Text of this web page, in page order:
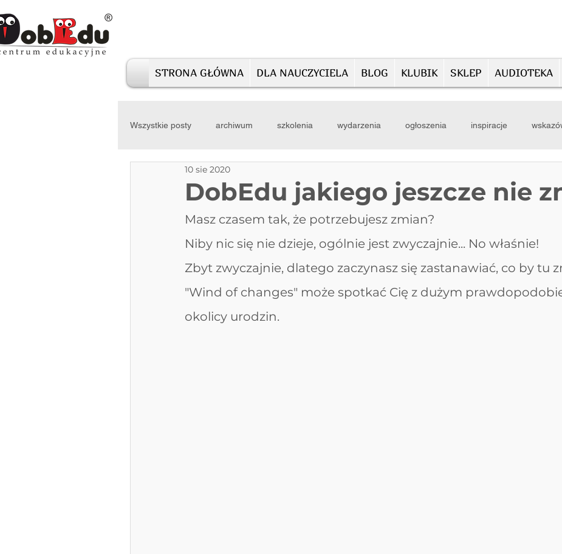
STRONA GŁÓWNA DLA NAUCZYCIELA BLOG KLUBIK SKLEP AUDIOTEKA
Wszystkie posty archiwum szkolenia wydarzenia ogłoszenia inspiracje
DobEdu jakiego jeszcze nie
10 sie 2020
Masz czasem tak, że potrzebujesz zmian?
Niby nic się nie dzieje, ogólnie jest zwyczajnie... No właśnie!
Zbyt zwyczajnie, dlatego zaczynasz się zastanawiać, co by tu
"Wind of changes" może spotkać Cię z dużym
okolicy urodzin.